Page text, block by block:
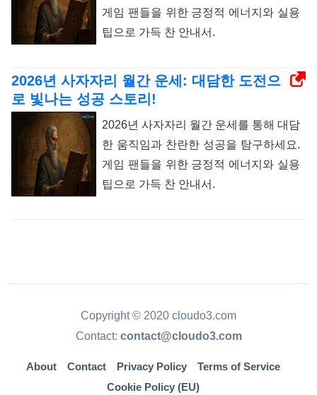
게임 팬들을 위한 긍정적 에너지와 실용
팁으로 가득 찬 안내서.
2026년 사자자리 월간 운세: 대담한 도전으
로 빛나는 성공 스토리!
2026년 사자자리 월간 운세를 통해 대담
한 움직임과 찬란한 성공을 탐구하세요.
게임 팬들을 위한 긍정적 에너지와 실용
팁으로 가득 찬 안내서.
Copyright © 2020 cloudo3.com
Contact: contact@cloudo3.com
About Contact Privacy Policy
Terms of Service
Cookie Policy (EU)